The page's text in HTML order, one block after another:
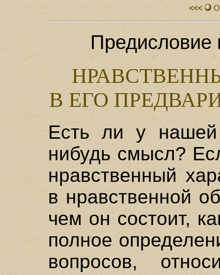
<<<
Предисловие
В ЕГО
Есть ли у
нибудь смысл?
нравственный
в нравственной
чем он состоит,
полное
вопросов,